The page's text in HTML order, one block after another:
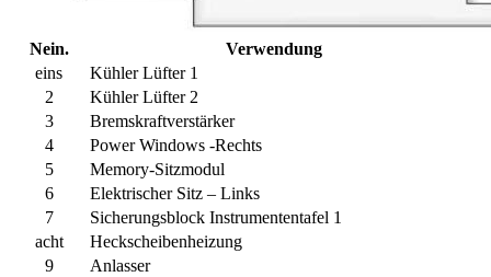
Nein.
Verwendung
eins
Kühler Lüfter 1
2
Kühler Lüfter 2
3
Bremskraftverstärker
4
Power Windows -Rechts
5
Memory-Sitzmodul
6
Elektrischer Sitz – Links
7
Sicherungsblock Instrumententafel 1
acht
Heckscheibenheizung
9
Anlasser